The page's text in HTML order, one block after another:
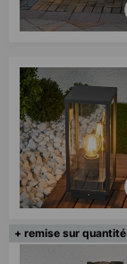
+ remise sur quantité